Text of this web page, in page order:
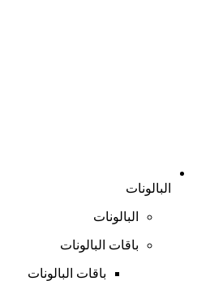
البالونات
البالونات
باقات البالونات
باقات البالونات